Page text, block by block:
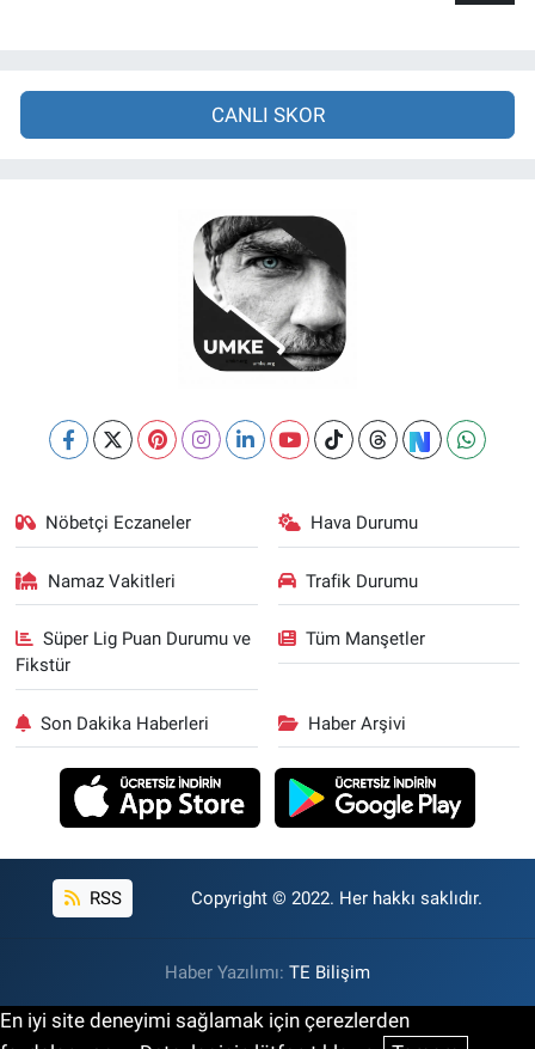
CANLI SKOR
Nöbetçi Eczaneler Hava Durumu
Namaz Vakitleri Trafik Durumu
Süper Lig Puan Durumu ve
Fikstür
Tüm Manşetler
Son Dakika Haberleri Haber Arşivi
RSS Copyright © 2022. Her hakkı saklıdır.
Haber Yazılımı: TE Bilişim
En iyi site deneyimi sağlamak için çerezlerden